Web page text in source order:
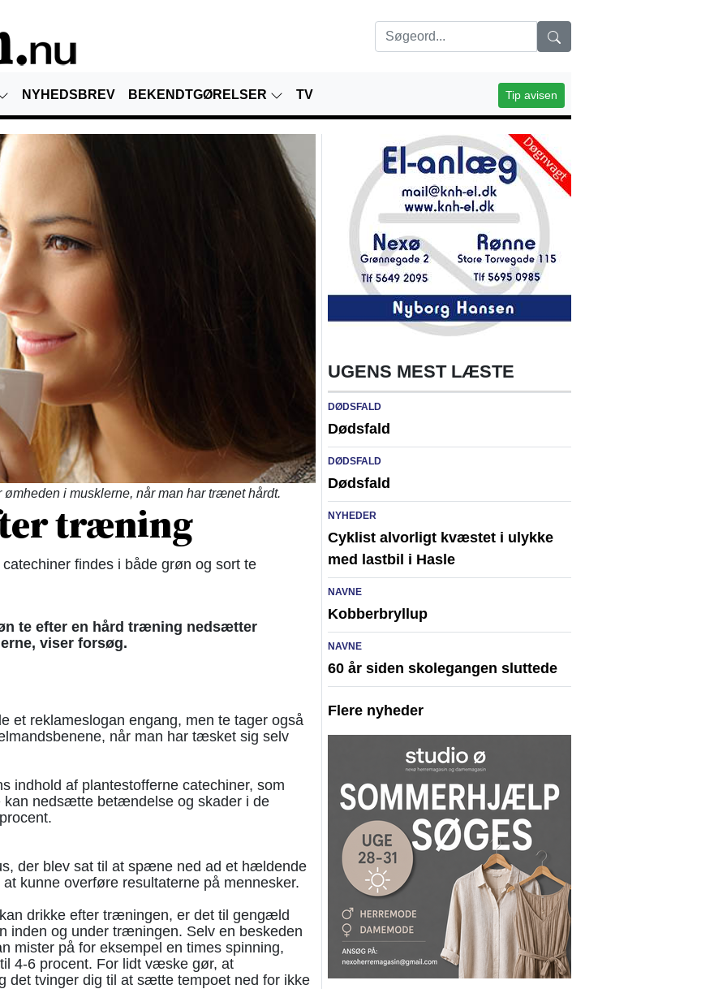
NYHEDSBREV BEKENDTGØRELSER TV Tip avisen
i musklerne, når man har trænet hårdt.
træning
findes i både grøn og sort te
te efter en hård træning nedsætter
viser forsøg.
et reklameslogan engang, men te tager også
når man har tæsket sig selv
indhold af plantestofferne catechiner, som
kan nedsætte betændelse og skader i de
der blev sat til at spæne ned ad et hældende
kunne overføre resultaterne på mennesker.
drikke efter træningen, er det til gengæld
inden og under træningen. Selv en beskeden
mister på for eksempel en times spinning,
4-6 procent. For lidt væske gør, at
det tvinger dig til at sætte tempoet ned for ikke
UGENS MEST LÆSTE
DØDSFALD
Dødsfald
DØDSFALD
Dødsfald
NYHEDER
Cyklist alvorligt kvæstet i ulykke
med lastbil i Hasle
NAVNE
Kobberbryllup
NAVNE
60 år siden skolegangen sluttede
Flere nyheder